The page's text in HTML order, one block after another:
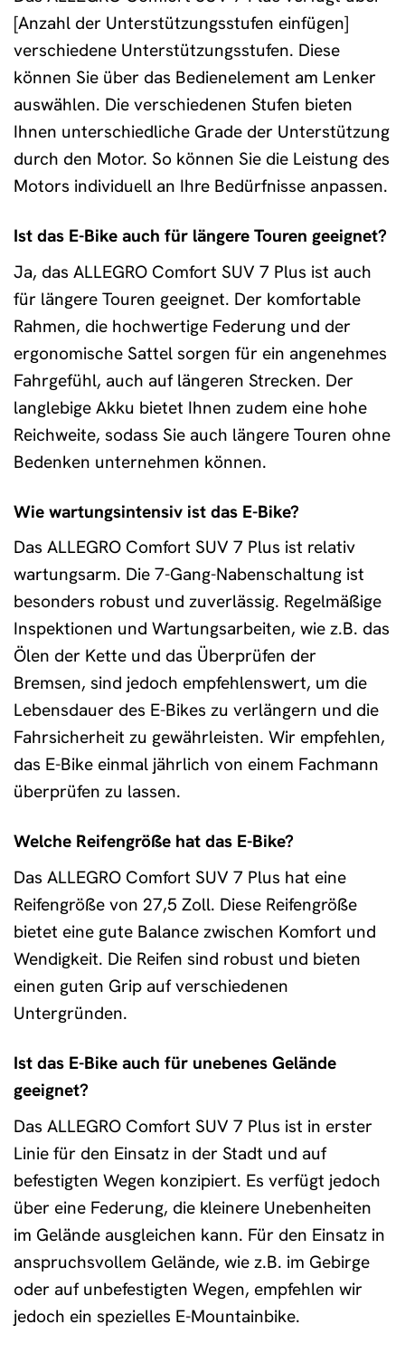
[Anzahl der Unterstützungsstufen einfügen]
verschiedene Unterstützungsstufen. Diese
können Sie über das Bedienelement am Lenker
auswählen. Die verschiedenen Stufen bieten
Ihnen unterschiedliche Grade der Unterstützung
durch den Motor. So können Sie die Leistung des
Motors individuell an Ihre Bedürfnisse anpassen.
Ist das E-Bike auch für längere Touren geeignet?
Ja, das ALLEGRO Comfort SUV 7 Plus ist auch
für längere Touren geeignet. Der komfortable
Rahmen, die hochwertige Federung und der
ergonomische Sattel sorgen für ein angenehmes
Fahrgefühl, auch auf längeren Strecken. Der
langlebige Akku bietet Ihnen zudem eine hohe
Reichweite, sodass Sie auch längere Touren ohne
Bedenken unternehmen können.
Wie wartungsintensiv ist das E-Bike?
Das ALLEGRO Comfort SUV 7 Plus ist relativ
wartungsarm. Die 7-Gang-Nabenschaltung ist
besonders robust und zuverlässig. Regelmäßige
Inspektionen und Wartungsarbeiten, wie z.B. das
Ölen der Kette und das Überprüfen der
Bremsen, sind jedoch empfehlenswert, um die
Lebensdauer des E-Bikes zu verlängern und die
Fahrsicherheit zu gewährleisten. Wir empfehlen,
das E-Bike einmal jährlich von einem Fachmann
überprüfen zu lassen.
Welche Reifengröße hat das E-Bike?
Das ALLEGRO Comfort SUV 7 Plus hat eine
Reifengröße von 27,5 Zoll. Diese Reifengröße
bietet eine gute Balance zwischen Komfort und
Wendigkeit. Die Reifen sind robust und bieten
einen guten Grip auf verschiedenen
Untergründen.
Ist das E-Bike auch für unebenes Gelände
geeignet?
Das ALLEGRO Comfort SUV 7 Plus ist in erster
Linie für den Einsatz in der Stadt und auf
befestigten Wegen konzipiert. Es verfügt jedoch
über eine Federung, die kleinere Unebenheiten
im Gelände ausgleichen kann. Für den Einsatz in
anspruchsvollem Gelände, wie z.B. im Gebirge
oder auf unbefestigten Wegen, empfehlen wir
jedoch ein spezielles E-Mountainbike.